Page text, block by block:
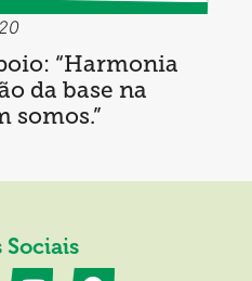
“Harmonia
da base na
somos.”
Sociais